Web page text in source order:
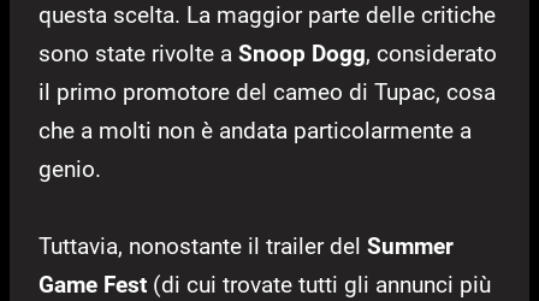
questa scelta. La maggior parte delle critiche
sono state rivolte a Snoop Dogg, considerato
il primo promotore del cameo di Tupac, cosa
che a molti non è andata particolarmente a
genio.
Tuttavia, nonostante il trailer del Summer
Game Fest (di cui trovate tutti gli annunci più